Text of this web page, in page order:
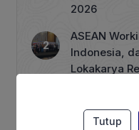
2026
ASEAN
Indonesia,
Lokakarya
Pertamax
Tutup